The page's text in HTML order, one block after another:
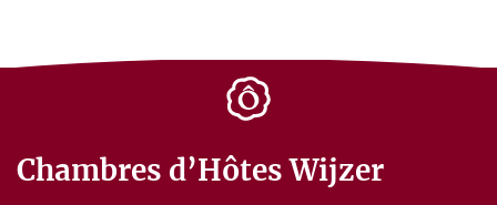
Chambres d’Hôtes Wijzer